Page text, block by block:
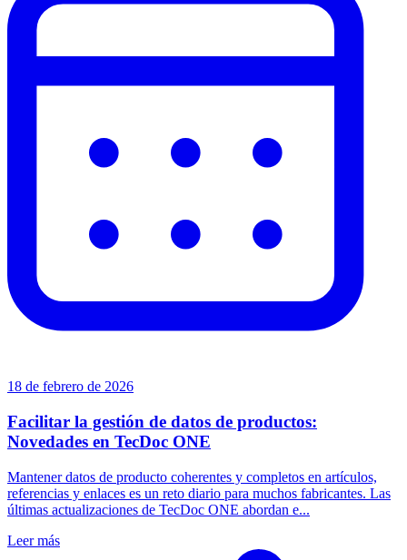
18 de febrero de 2026
Facilitar la gestión de datos de productos:
Novedades en TecDoc ONE
Mantener datos de producto coherentes y completos en artículos,
referencias y enlaces es un reto diario para muchos fabricantes. Las
últimas actualizaciones de TecDoc ONE abordan e...
Leer más